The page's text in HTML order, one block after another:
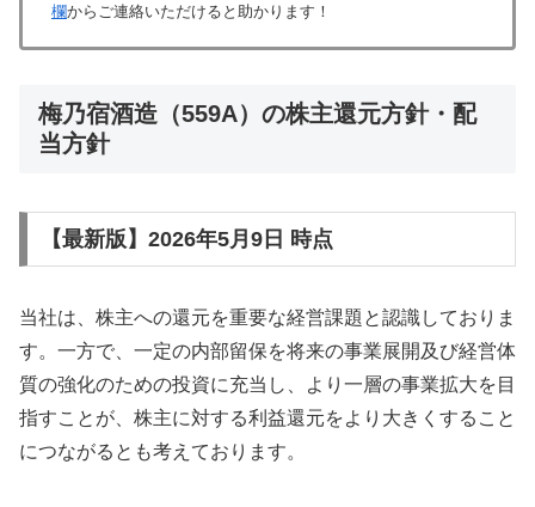
欄からご連絡いただけると助かります！
梅乃宿酒造（559A）の株主還元方針・配
当方針
【最新版】2026年5月9日 時点
当社は、株主への還元を重要な経営課題と認識しておりま
す。一方で、一定の内部留保を将来の事業展開及び経営体
質の強化のための投資に充当し、より一層の事業拡大を目
指すことが、株主に対する利益還元をより大きくすること
につながるとも考えております。